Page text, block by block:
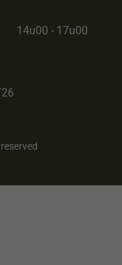
14u00 - 17u00